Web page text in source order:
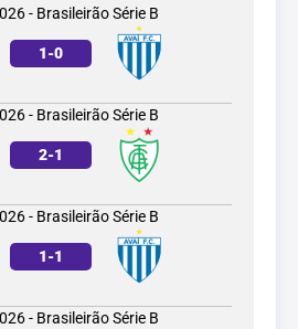
- Brasileirão Série B
1-0
- Brasileirão Série B
2-1
- Brasileirão Série B
1-1
- Brasileirão Série B